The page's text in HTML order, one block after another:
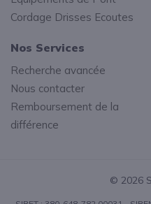
Nos Services
Recherche avancée
Nous contacter
Remboursement de la
différence
Cordage Drisses Ecoutes
© 2026